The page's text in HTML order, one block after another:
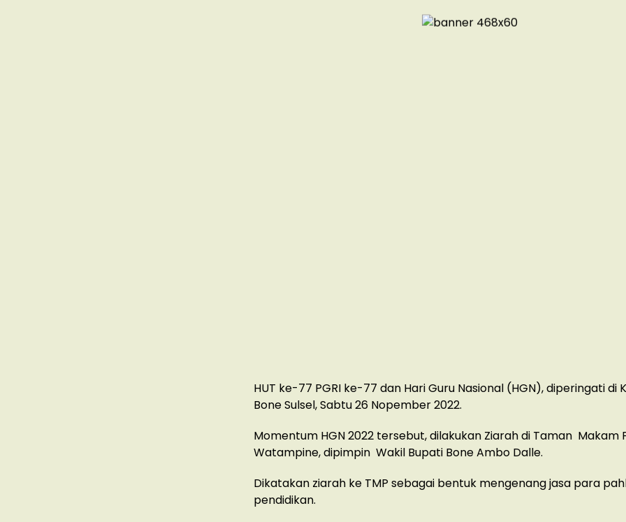
HUT ke-77 PGRI ke-77 dan Hari Guru Nasional (HGN), diperingati di
Bone Sulsel, Sabtu 26 Nopember 2022.
Momentum HGN 2022 tersebut, dilakukan Ziarah di Taman Makam
Watampine, dipimpin Wakil Bupati Bone Ambo Dalle.
Dikatakan ziarah ke TMP sebagai bentuk mengenang jasa para
pendidikan.